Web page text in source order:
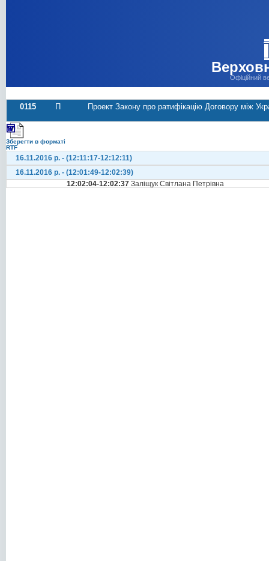
Офіційний
0115 П Проект Закону про ратифікацію Договору між
Зберегти в форматі
RTF
16.11.2016 р. - (12:11:17-12:12:11)
16.11.2016 р. - (12:01:49-12:02:39)
12:02:04-12:02:37 Заліщук Світлана Петрівна